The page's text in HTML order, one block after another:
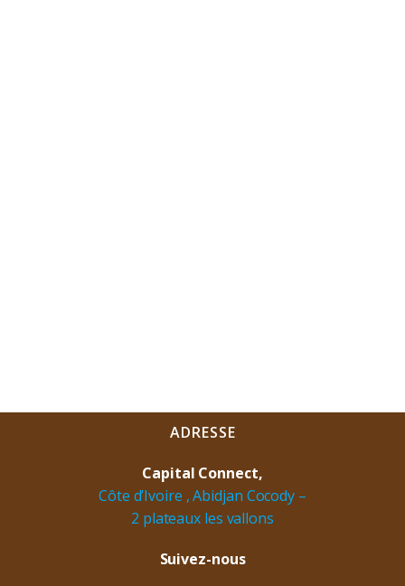
ADRESSE
Capital Connect,
Côte d’Ivoire , Abidjan Cocody –
2 plateaux les vallons
Suivez-nous